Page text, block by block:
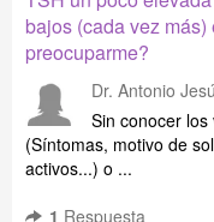
bajos (cada vez
preocuparme?
Dr. Antonio
Sin conocer
(Síntomas, motivo de
activos...) o ...
1 Respuesta